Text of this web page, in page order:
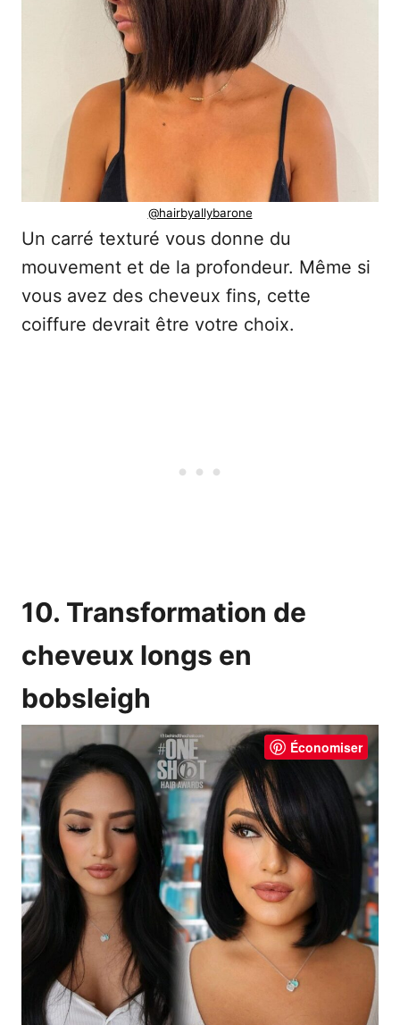
@hairbyallybarone
Un carré texturé vous donne du
mouvement et de la profondeur. Même si
vous avez des cheveux fins, cette
coiffure devrait être votre choix.
10. Transformation de
cheveux longs en
bobsleigh
Économiser